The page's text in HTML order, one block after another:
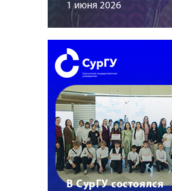
1 июня 2026
В СурГУ состоялся